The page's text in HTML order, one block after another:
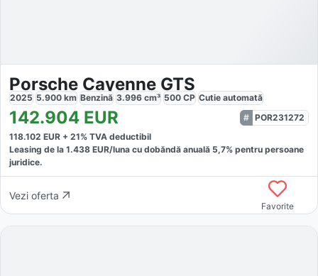
Porsche Cayenne GTS
2025 5.900 km Benzină 3.996 cm³ 500 CP Cutie automată
142.904 EUR
POR231272
118.102 EUR + 21% TVA deductibil
Leasing de la 1.438 EUR/luna cu dobăndă anuală 5,7% pentru persoane
juridice.
Vezi oferta
Favorite